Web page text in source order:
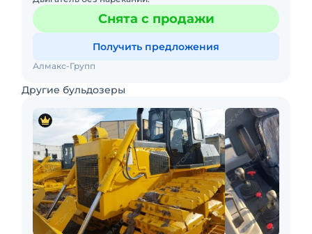
Снята с продажи
Получить предложения
Алмакс-Групп
Другие бульдозеры